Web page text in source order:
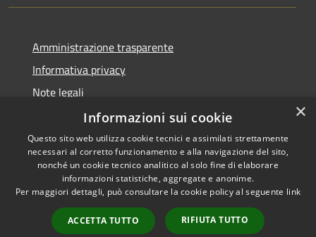
Amministrazione trasparente
Informativa privacy
Note legali
Dichiarazione di accessibilità
RSS
Copyright © 2026 • Comune di
Municipium•
Accesso
×
Informazioni sui cookie
Questo sito web utilizza cookie tecnici e assimilati strettamente
necessari al corretto funzionamento e alla navigazione del sito,
nonché un cookie tecnico analitico al solo fine di elaborare
informazioni statistiche, aggregate e anonime.
Per maggiori dettagli, può consultare la cookie policy al seguente link
ACCETTA TUTTO RIFIUTA TUTTO